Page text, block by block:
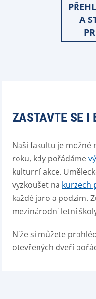
A
ZASTAVTE SE I
Naši fakultu je možné
roku, kdy pořádáme
kulturní akce.
vyzkoušet na kurzech
každé jaro a podzim.
mezinárodní letní
Níže si můžete
otevřených dveří